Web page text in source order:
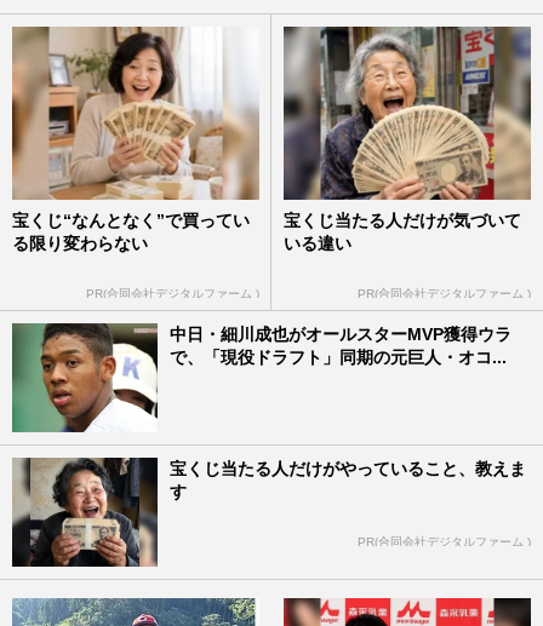
宝くじ“なんとなく”で買ってい
る限り変わらない
PR(合同会社デジタルファーム )
宝くじ当たる人だけが気づいて
いる違い
PR(合同会社デジタルファーム )
中日・細川成也がオールスターMVP獲得ウラ
で、「現役ドラフト」同期の元巨人・オコ...
宝くじ当たる人だけがやっていること、教えま
す
PR(合同会社デジタルファーム )